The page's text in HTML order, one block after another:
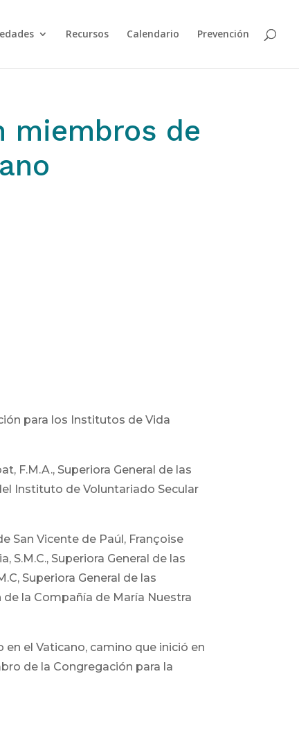
Recursos Calendario Prevención
miembros de
para los Institutos de Vida
F.M.A., Superiora General de las
Instituto de Voluntariado Secular
San Vicente de Paúl, Françoise
S.M.C., Superiora General de las
Superiora General de las
de la Compañía de María Nuestra
el Vaticano, camino que inició en
de la Congregación para la